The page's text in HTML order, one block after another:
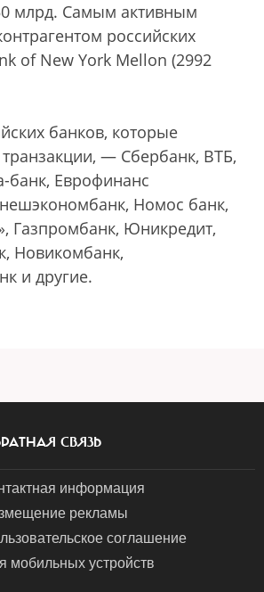
млрд. Самым активным
российских
of New York Mellon (2992
банков, которые
— Сбербанк, ВТБ,
банк, Еврофинанс
Номос банк,
Газпромбанк, Юникредит,
Новикомбанк,
и другие.
СВЯЗЬ
информация
рекламы
соглашение
мобильных устройств